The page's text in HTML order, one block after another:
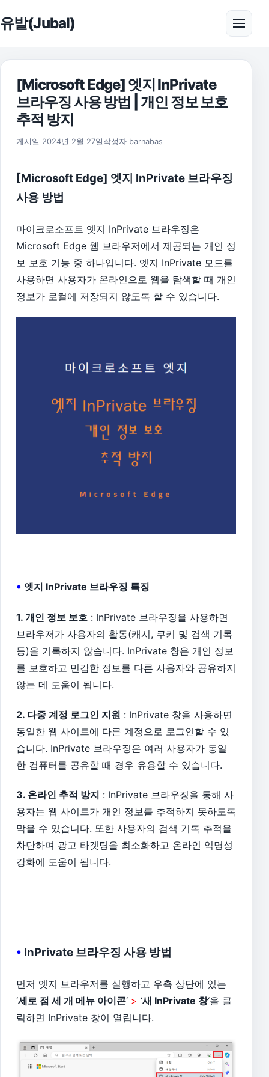
유발(Jubal) 메뉴
[Microsoft Edge] 엣지 InPrivate
브라우징 사용 방법 | 개인 정보 보호
추적 방지
게시일 2024년 2월 27일 2024년 2월 27일
작성자 barnabas
[Microsoft Edge] 엣지 InPrivate 브라우징
사용 방법
마이크로소프트 엣지 InPrivate 브라우징은
Microsoft Edge 웹 브라우저에서 제공되는 개인 정
보 보호 기능 중 하나입니다. 엣지 InPrivate 모드를
사용하면 사용자가 온라인으로 웹을 탐색할 때 개인
정보가 로컬에 저장되지 않도록 할 수 있습니다.
• 엣지 InPrivate 브라우징 특징
1. 개인 정보 보호 : InPrivate 브라우징을 사용하면
브라우저가 사용자의 활동(캐시, 쿠키 및 검색 기록
등)을 기록하지 않습니다. InPrivate 창은 개인 정보
를 보호하고 민감한 정보를 다른 사용자와 공유하지
않는 데 도움이 됩니다.
2. 다중 계정 로그인 지원 : InPrivate 창을 사용하면
동일한 웹 사이트에 다른 계정으로 로그인할 수 있
습니다. InPrivate 브라우징은 여러 사용자가 동일
한 컴퓨터를 공유할 때 경우 유용할 수 있습니다.
3. 온라인 추적 방지 : InPrivate 브라우징을 통해 사
용자는 웹 사이트가 개인 정보를 추적하지 못하도록
막을 수 있습니다. 또한 사용자의 검색 기록 추적을
차단하며 광고 타겟팅을 최소화하고 온라인 익명성
강화에 도움이 됩니다.
• InPrivate 브라우징 사용 방법
먼저 엣지 브라우저를 실행하고 우측 상단에 있는
‘세로 점 세 개 메뉴 아이콘‘ > ‘새 InPrivate 창‘을 클
릭하면 InPrivate 창이 열립니다.